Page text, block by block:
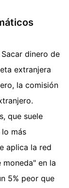
dinero de
extranjera
la comisión
que suele
lo más
aplica la red
en la
5% peor que